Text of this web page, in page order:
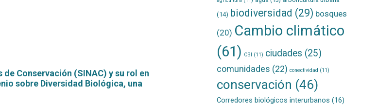
Conservación (SINAC) y su rol en
sobre Diversidad Biológica, una
(14) biodiversidad (29) bosques
(20) Cambio climático
(61) CBI (11) ciudades (25)
comunidades (22) conectividad (11)
conservación (46)
Corredores biológicos interurbanos (16)